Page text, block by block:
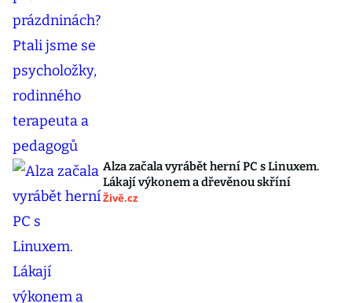
Alza začala vyrábět herní PC s Linuxem.
Lákají výkonem a dřevěnou skříní
Živě.cz